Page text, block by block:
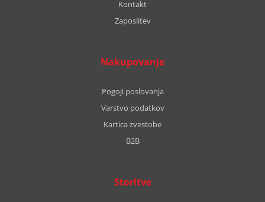
Kontakt
Zaposlitev
Nakupovanje
Pogoji poslovanja
Varstvo podatkov
Kartica zvestobe
B2B
Storitve